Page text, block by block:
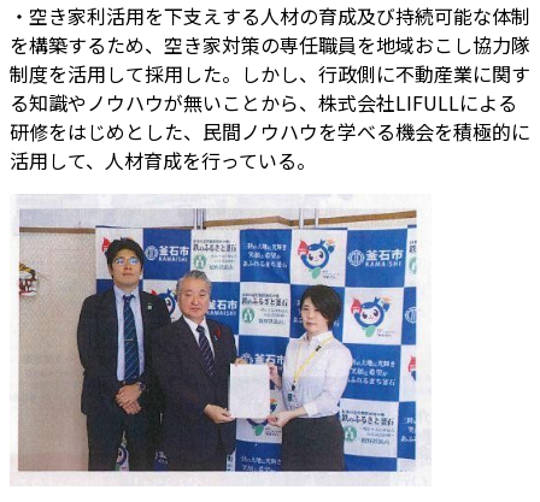
・空き家利活用を下支えする人材の育成及び持続可能な体制
を構築するため、空き家対策の専任職員を地域おこし協力隊
制度を活用して採用した。しかし、行政側に不動産業に関す
る知識やノウハウが無いことから、株式会社LIFULLによる
研修をはじめとした、民間ノウハウを学べる機会を積極的に
活用して、人材育成を行っている。